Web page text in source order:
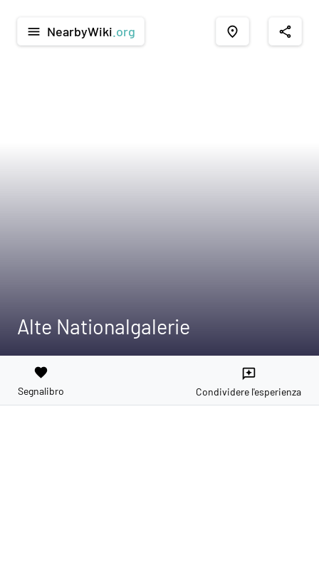
menu NearbyWiki .org place share
Alte Nationalgalerie
favorite
Segnalibro
reviews
Condividere l'esperienza